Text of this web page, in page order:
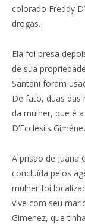
colorado Freddy
drogas.
Ela foi presa
de sua
Santani foram
De fato, duas das
da mulher, que é
D’Ecclesiis
A prisão de Juana
concluída pelos
mulher foi
vive com seu
Gimenez, que